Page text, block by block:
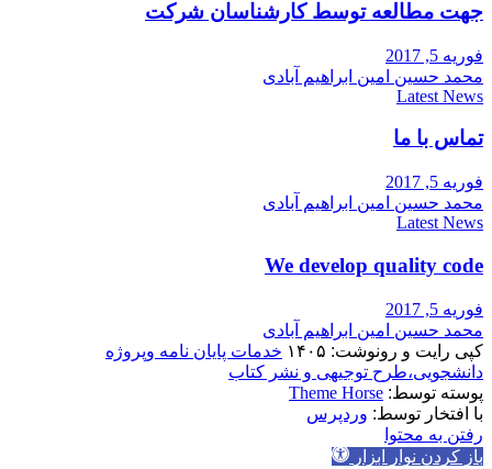
جهت مطالعه توسط کارشناسان شرکت
فوریه 5, 2017
محمد حسین امین ابراهیم آبادی
Latest News
تماس با ما
فوریه 5, 2017
محمد حسین امین ابراهیم آبادی
Latest News
We develop quality code
فوریه 5, 2017
محمد حسین امین ابراهیم آبادی
کپی رایت و رونوشت: ۱۴۰۵
خدمات پایان نامه وپروژه
دانشجویی،طرح توجیهی و نشر کتاب
پوسته توسط: Theme Horse
با افتخار توسط: وردپرس
رفتن به محتوا
باز کردن نوار ابزار